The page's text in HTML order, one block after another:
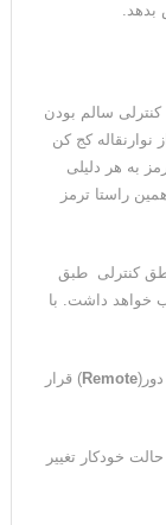
بدهد.
کنترلی سالم بودن
کج کن
به هر دلیلی
راستا ترمز
کنترلی طبق
خواهد داشت. با
Remote) قرار
خودکار تغییر